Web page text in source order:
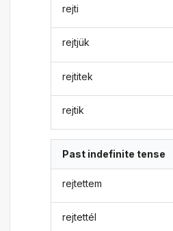
rejti
rejtjük
rejtitek
rejtik
Past indefinite tense
rejtettem
rejtettél